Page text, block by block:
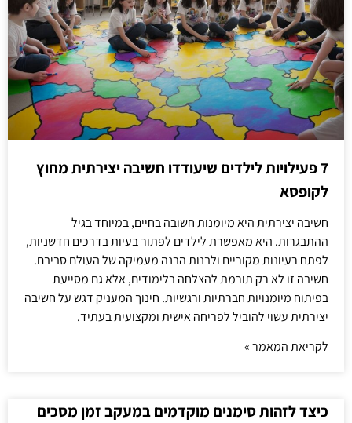
7 פעילויות לילדים שיעודדו חשיבה יצירתית מחוץ
לקופסא
חשיבה יצירתית היא מיומנות חשובה בחיים, במיוחד בגיל
ההתבגרות. היא מאפשרת לילדים לפתור בעיות בדרכים חדשניות,
לפתח רעיונות מקוריים ולבנות הבנה מעמיקה של העולם סביבם.
חשיבה זו לא רק תורמת להצלחה בלימודים, אלא גם מסייעת
בפיתוח מיומנויות חברתיות ורגשיות. חינוך המעניק דגש על חשיבה
יצירתית עשוי להוביל לפריחה אישית ומקצועית בעתיד.
לקריאת המאמר »
כיצד לזהות סימנים מוקדמים במעקב זמן מסכים